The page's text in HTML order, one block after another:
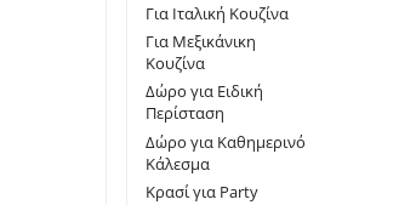
Για Ιταλική Κουζίνα
Για Μεξικάνικη
Κουζίνα
Δώρο για Ειδική
Περίσταση
Δώρο για Καθημερινό
Κάλεσμα
Κρασί για Party